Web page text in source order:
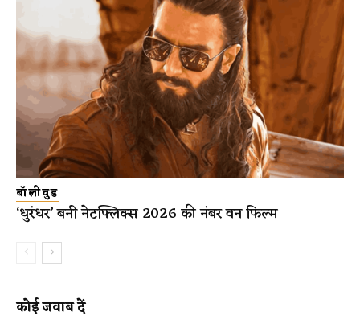
बॉलीवुड
‘धुरंधर’ बनी नेटफ्लिक्स 2026 की नंबर वन फिल्म
कोई जवाब दें